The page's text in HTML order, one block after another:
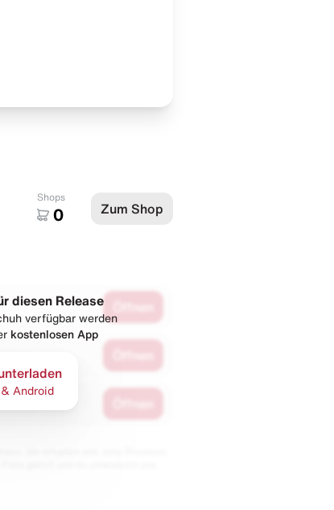
Shops
0 Zum Shop
diesen Release
verfügbar werden
kostenlosen App
Android